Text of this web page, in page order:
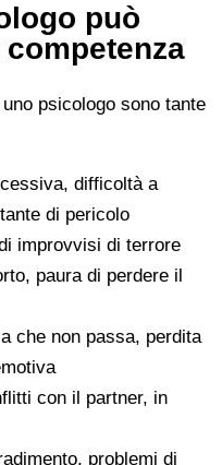
può
psicologo sono tante
difficoltà a
di pericolo
improvvisi di terrore
paura di perdere il
che non passa, perdita
con il partner, in
problemi di